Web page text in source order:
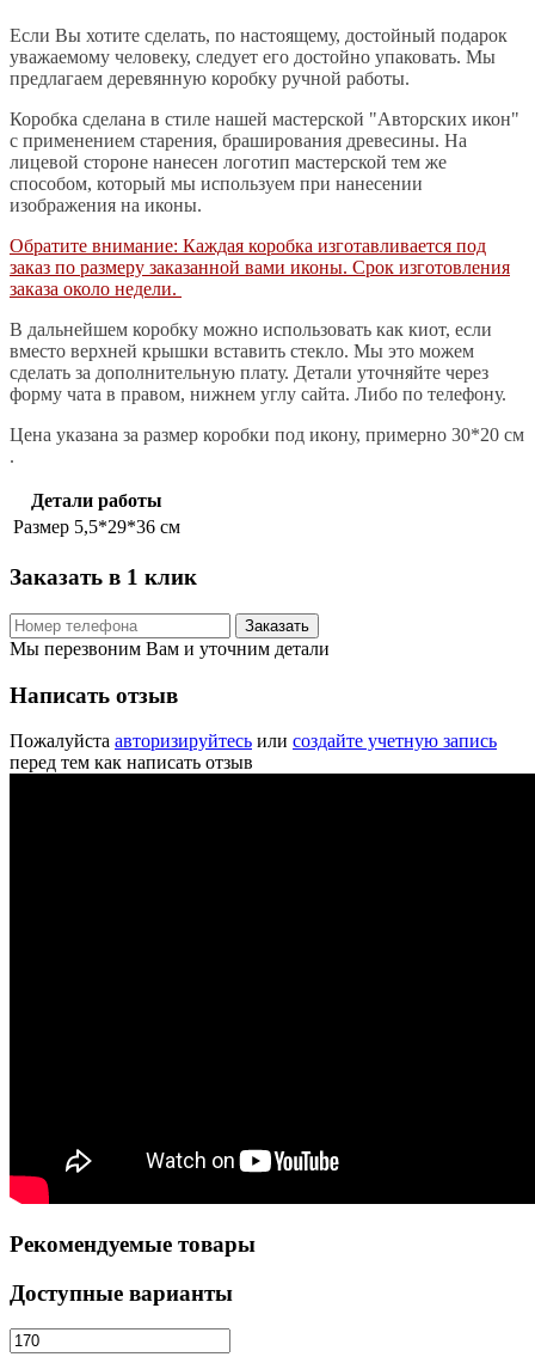
Если Вы хотите сделать, по настоящему, достойный подарок
уважаемому человеку, следует его достойно упаковать. Мы
предлагаем деревянную коробку ручной работы.
Коробка сделана в стиле нашей мастерской "Авторских икон"
с применением старения, браширования древесины. На
лицевой стороне нанесен логотип мастерской тем же
способом, который мы используем при нанесении
изображения на иконы.
Обратите внимание: Каждая коробка изготавливается под
заказ по размеру заказанной вами иконы. Срок изготовления
заказа около недели.
В дальнейшем коробку можно использовать как киот, если
вместо верхней крышки вставить стекло. Мы это можем
сделать за дополнительную плату. Детали уточняйте через
форму чата в правом, нижнем углу сайта. Либо по телефону.
Цена указана за размер коробки под икону, примерно 30*20 см
.
Детали работы
Размер 5,5*29*36 см
Заказать в 1 клик
Заказать
Мы перезвоним Вам и уточним детали
Написать отзыв
Пожалуйста авторизируйтесь или создайте учетную запись
перед тем как написать отзыв
Рекомендуемые товары
Доступные варианты